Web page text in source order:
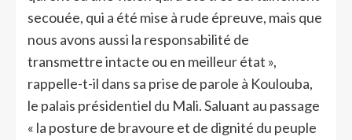
secouée, qui a été mise à rude épreuve, mais que
nous avons aussi la responsabilité de
transmettre intacte ou en meilleur état »,
rappelle-t-il dans sa prise de parole à Koulouba,
le palais présidentiel du Mali. Saluant au passage
« la posture de bravoure et de dignité du peuple